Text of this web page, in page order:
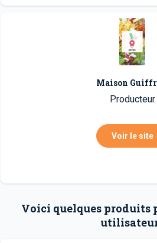
Maison
Producteur
Voir le site
Voici quelques produits